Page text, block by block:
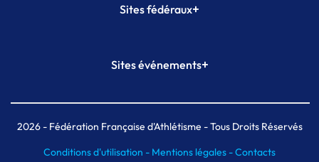
Sites fédéraux+
Plateforme Formation
Sites événements+
Meeting de Paris indoor
MAIF Ekiden de Paris
2026- Fédération Française d'Athlétisme - Tous Droits Réservés
Conditions d'utilisation - Mentions légales -Contacts